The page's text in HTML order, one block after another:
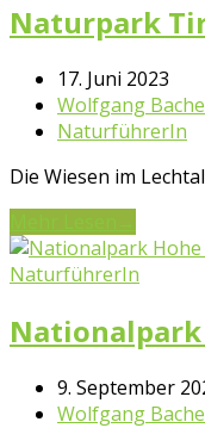
Naturpark
17. Juni 2023
Wolfgang
NaturführerIn
Die Wiesen im
NaturführerIn
Nationalpark
9. September
Wolfgang